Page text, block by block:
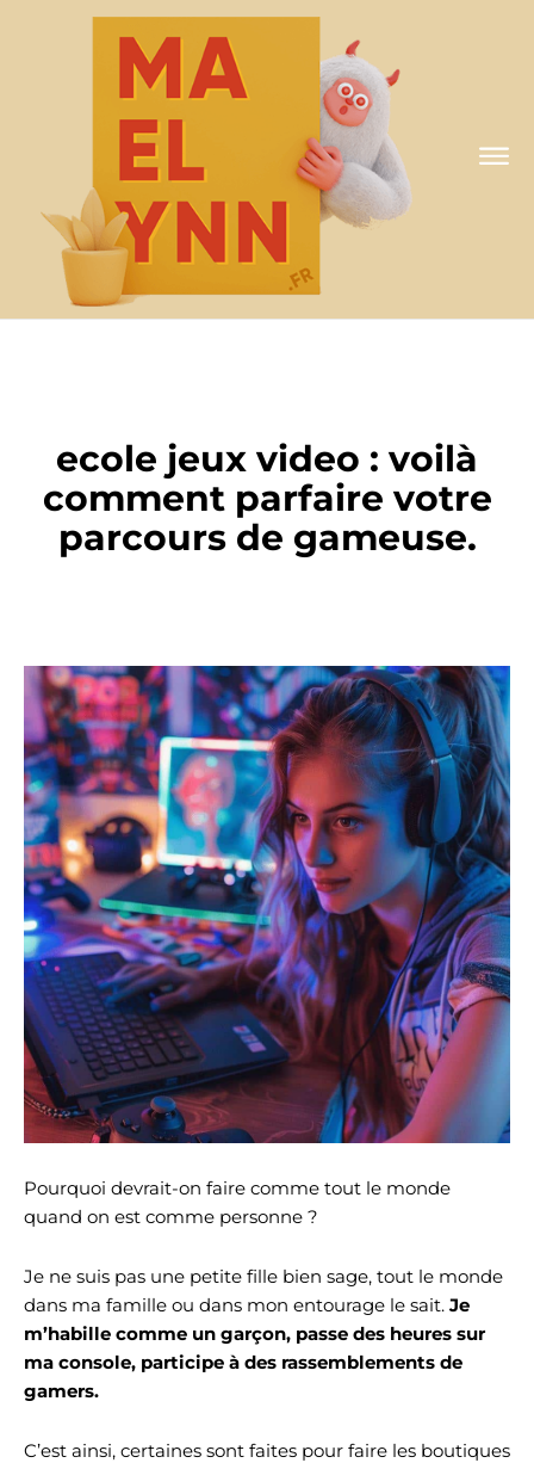
ecole jeux video : voilà
comment parfaire votre
parcours de gameuse.
Pourquoi devrait-on faire comme tout le monde
quand on est comme personne ?
Je ne suis pas une petite fille bien sage, tout le monde
dans ma famille ou dans mon entourage le sait. Je
m’habille comme un garçon, passe des heures sur
ma console, participe à des rassemblements de
gamers.
C’est ainsi, certaines sont faites pour faire les boutiques